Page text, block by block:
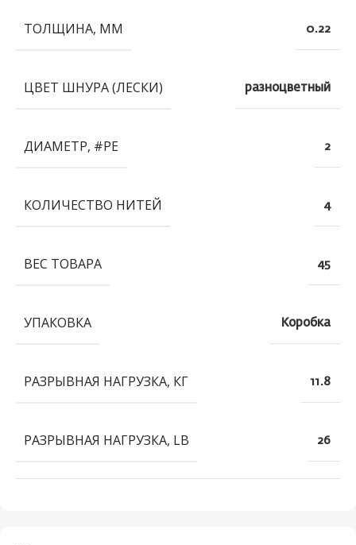
ТОЛЩИНА, ММ 0.22
ЦВЕТ ШНУРА (ЛЕСКИ) разноцветный
ДИАМЕТР, #PE 2
КОЛИЧЕСТВО НИТЕЙ 4
ВЕС ТОВАРА 45
УПАКОВКА Коробка
РАЗРЫВНАЯ НАГРУЗКА, КГ 11.8
РАЗРЫВНАЯ НАГРУЗКА, LB 26